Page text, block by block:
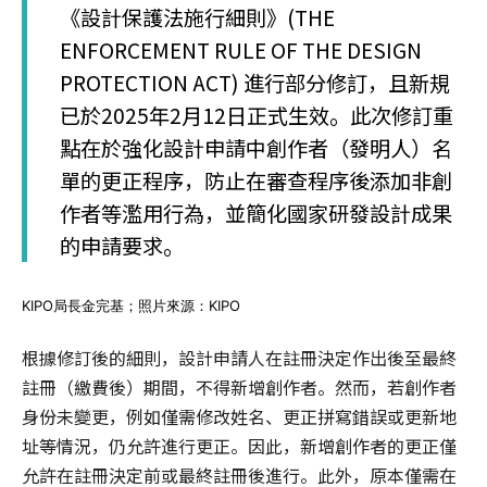
《設計保護法施行細則》(THE
ENFORCEMENT RULE OF THE DESIGN
PROTECTION ACT) 進行部分修訂，且新規
已於2025年2月12日正式生效。此次修訂重
點在於強化設計申請中創作者（發明人）名
單的更正程序，防止在審查程序後添加非創
作者等濫用行為，並簡化國家研發設計成果
的申請要求。
KIPO局長金完基；照片來源：KIPO
根據修訂後的細則，設計申請人在註冊決定作出後至最終
註冊（繳費後）期間，不得新增創作者。然而，若創作者
身份未變更，例如僅需修改姓名、更正拼寫錯誤或更新地
址等情況，仍允許進行更正。因此，新增創作者的更正僅
允許在註冊決定前或最終註冊後進行。此外，原本僅需在